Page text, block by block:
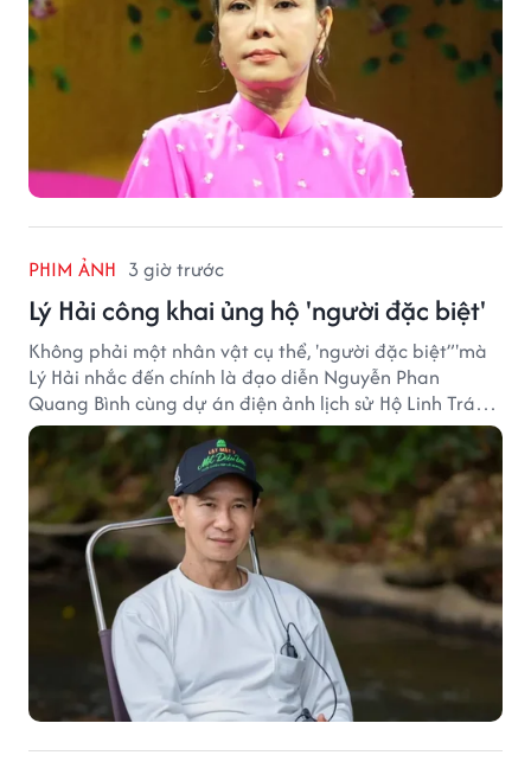
PHIM ẢNH 3 giờ trước
Lý Hải công khai ủng hộ 'người đặc biệt'
Không phải một nhân vật cụ thể, 'người đặc biệt”'mà
Lý Hải nhắc đến chính là đạo diễn Nguyễn Phan
Quang Bình cùng dự án điện ảnh lịch sử Hộ Linh Tráng
Sĩ: Bí Ẩn Mộ Vua Đinh.